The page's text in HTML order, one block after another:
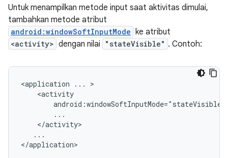
Untuk menampilkan metode input saat aktivitas dimulai,
tambahkan metode atribut
android:windowSoftInputMode ke atribut
<activity> dengan nilai "stateVisible" . Contoh:
<application ...
android:windowSoftInputMode="stateVisible"
...